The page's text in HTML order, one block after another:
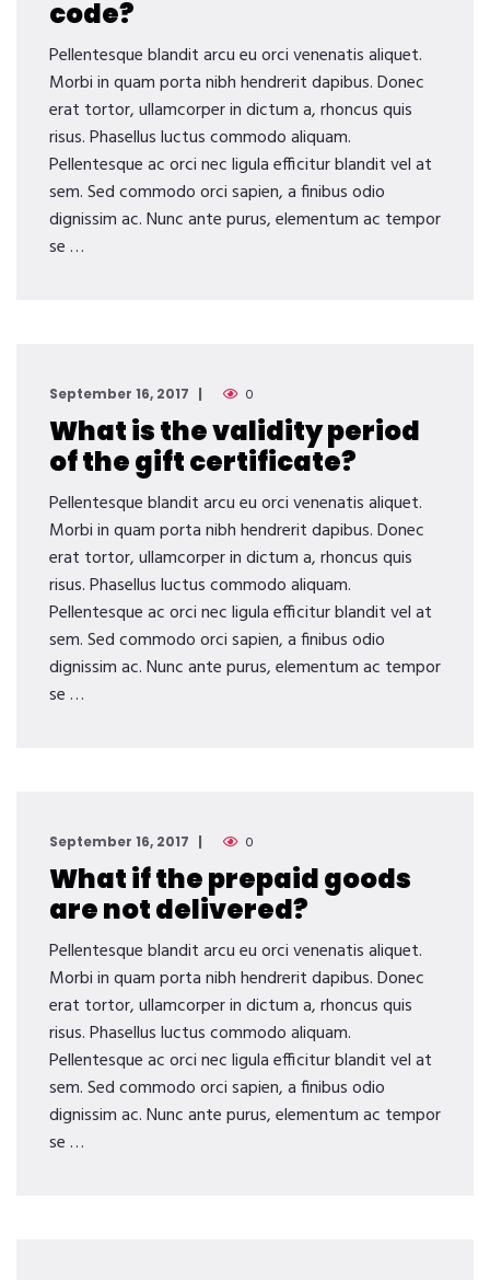
code?
Pellentesque blandit arcu eu orci venenatis aliquet.
Morbi in quam porta nibh hendrerit dapibus. Donec
erat tortor, ullamcorper in dictum a, rhoncus quis
risus. Phasellus luctus commodo aliquam.
Pellentesque ac orci nec ligula efficitur blandit vel at
sem. Sed commodo orci sapien, a finibus odio
dignissim ac. Nunc ante purus, elementum ac tempor
se …
September 16, 2017 0
What is the validity period
of the gift certificate?
Pellentesque blandit arcu eu orci venenatis aliquet.
Morbi in quam porta nibh hendrerit dapibus. Donec
erat tortor, ullamcorper in dictum a, rhoncus quis
risus. Phasellus luctus commodo aliquam.
Pellentesque ac orci nec ligula efficitur blandit vel at
sem. Sed commodo orci sapien, a finibus odio
dignissim ac. Nunc ante purus, elementum ac tempor
se …
September 16, 2017 0
What if the prepaid goods
are not delivered?
Pellentesque blandit arcu eu orci venenatis aliquet.
Morbi in quam porta nibh hendrerit dapibus. Donec
erat tortor, ullamcorper in dictum a, rhoncus quis
risus. Phasellus luctus commodo aliquam.
Pellentesque ac orci nec ligula efficitur blandit vel at
sem. Sed commodo orci sapien, a finibus odio
dignissim ac. Nunc ante purus, elementum ac tempor
se …